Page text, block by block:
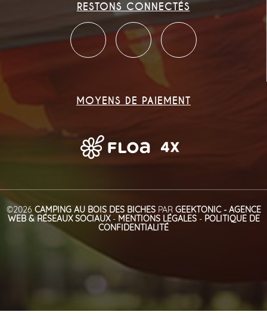
RESTONS CONNECTÉS
MOYENS DE PAIEMENT
©2026 CAMPING AU BOIS DES BICHESPAR GEEKTONIC - AGENCE
WEB & RÉSEAUX SOCIAUX- MENTIONS LÉGALES- POLITIQUE DE
CONFIDENTIALITÉ